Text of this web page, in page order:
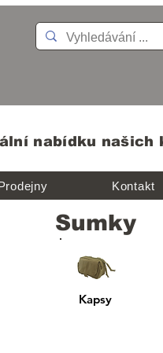
nabídku našich
Sumky
Kapsy
Kontakt